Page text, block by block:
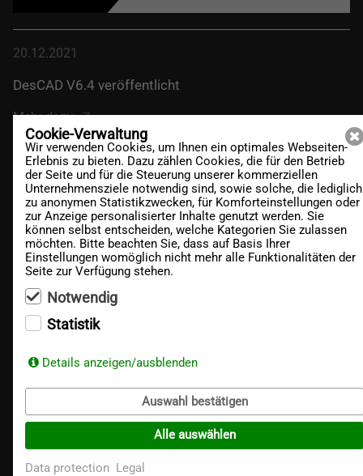
20.12.2021
DesCAD V6.4 veröffentlicht
Mehr dazu
02.08.2021
Neue DesCAD Version 6.3 veröffentlicht
Mehr dazu
Cookie-Verwaltung
Wir verwenden Cookies, um Ihnen ein optimales Webseiten-
Erlebnis zu bieten. Dazu zählen Cookies, die für den Betrieb
der Seite und für die Steuerung unserer kommerziellen
Unternehmensziele notwendig sind, sowie solche, die lediglich
zu anonymen Statistikzwecken, für Komforteinstellungen oder
zur Anzeige personalisierter Inhalte genutzt werden. Sie
können selbst entscheiden, welche Kategorien Sie zulassen
möchten. Bitte beachten Sie, dass auf Basis Ihrer
Einstellungen womöglich nicht mehr alle Funktionalitäten der
Seite zur Verfügung stehen.
Notwendig
Statistik
Details anzeigen/ausblenden
Auswahl bestätigen
Alle auswählen
Data protection Legal